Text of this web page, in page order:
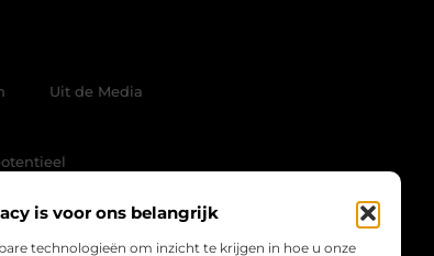
is voor ons belangrijk
technologieën om inzicht te krijgen in hoe u onze
Uit de Media